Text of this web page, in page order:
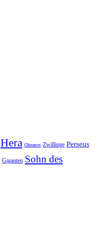
Hera Okeanos Zwillinge Perseus
Giganten Sohn des